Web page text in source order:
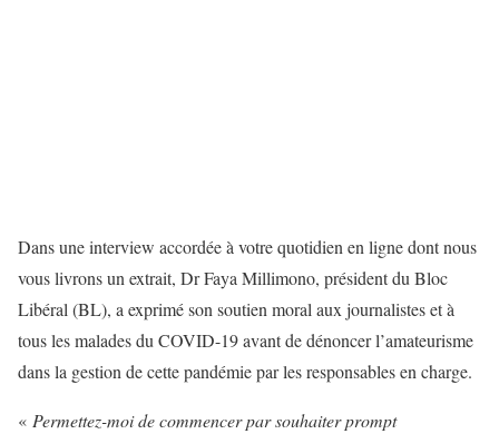
Dans une interview accordée à votre quotidien en ligne dont nous
vous livrons un extrait, Dr Faya Millimono, président du Bloc
Libéral (BL), a exprimé son soutien moral aux journalistes et à
tous les malades du COVID-19 avant de dénoncer l’amateurisme
dans la gestion de cette pandémie par les responsables en charge.
« Permettez-moi de commencer par souhaiter prompt